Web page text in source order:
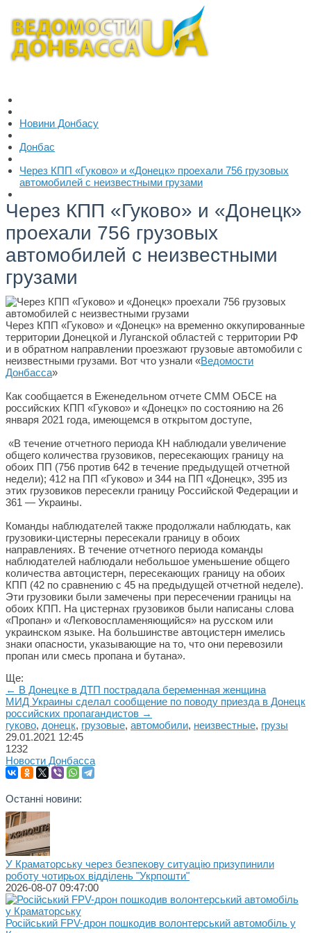
Новини Донбасу
Донбас
Через КПП «Гуково» и «Донецк» проехали 756 грузовых
автомобилей с неизвестными грузами
Через КПП «Гуково» и «Донецк»
проехали 756 грузовых
автомобилей с неизвестными
грузами
Через КПП «Гуково» и «Донецк» на временно оккупированные
территории Донецкой и Луганской областей с территории РФ
и в обратном направлении проезжают грузовые автомобили с
неизвестными грузами. Вот что узнали «Ведомости
Донбасса»
Как сообщается в Еженедельном отчете СММ ОБСЕ на
российских КПП «Гуково» и «Донецк» по состоянию на 26
января 2021 года, имеющемся в открытом доступе,
«В течение отчетного периода КН наблюдали увеличение
общего количества грузовиков, пересекающих границу на
обоих ПП (756 против 642 в течение предыдущей отчетной
недели); 412 на ПП «Гуково» и 344 на ПП «Донецк», 395 из
этих грузовиков пересекли границу Российской Федерации и
361 — Украины.
Команды наблюдателей также продолжали наблюдать, как
грузовики-цистерны пересекали границу в обоих
направлениях. В течение отчетного периода команды
наблюдателей наблюдали небольшое уменьшение общего
количества автоцистерн, пересекающих границу на обоих
КПП (42 по сравнению с 45 на предыдущей отчетной неделе).
Эти грузовики были замечены при пересечении границы на
обоих КПП. На цистернах грузовиков были написаны слова
«Пропан» и «Легковоспламеняющийся» на русском или
украинском языке. На большинстве автоцистерн имелись
знаки опасности, указывающие на то, что они перевозили
пропан или смесь пропана и бутана».
Ще:
← В Донецке в ДТП пострадала беременная женщина
МИД Украины сделал сообщение по поводу приезда в Донецк
российских пропагандистов →
гуково, донецк, грузовые, автомобили, неизвестные, грузы
29.01.2021 12:45
1232
Новости Донбасса
Останні новини:
У Краматорську через безпекову ситуацію призупинили
роботу чотирьох відділень "Укрпошти"
2026-08-07 09:47:00
Російський FPV-дрон пошкодив волонтерський автомобіль у